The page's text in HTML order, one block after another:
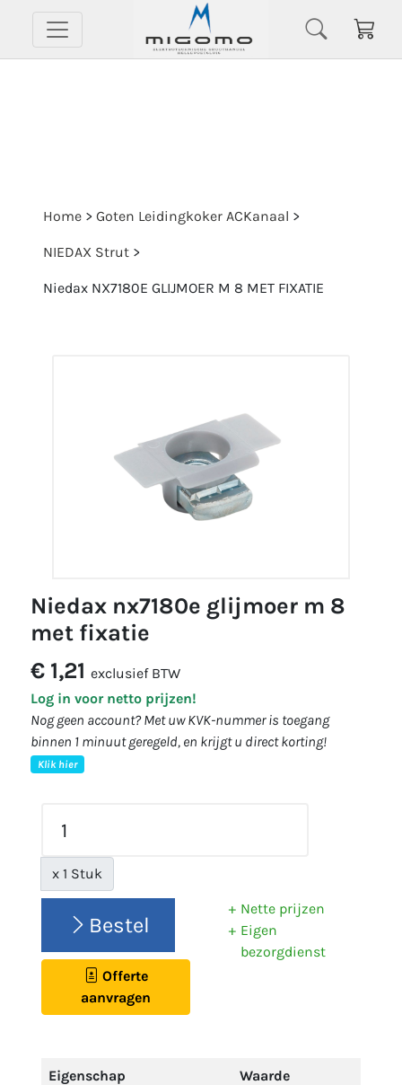
Home > Goten Leidingkoker ACKanaal >
NIEDAX Strut >
Niedax NX7180E GLIJMOER M 8 MET FIXATIE
niedax nx7180e glijmoer m 8
met fixatie
€ 1,21 exclusief BTW
Log in voor netto prijzen!
Nog geen account? Met uw KVK-nummer is toegang
binnen 1 minuut geregeld, en krijgt u direct korting!
Klik hier
x 1 Stuk
Bestel
Offerte
aanvragen
Nette prijzen
Eigen
bezorgdienst
Eigenschap Waarde